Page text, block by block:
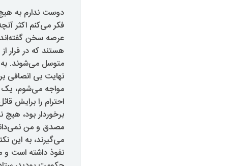
دوست ندارم به
فکر می‌کنم اکثر
عرصه سخن گفته‌اند
هستند که در
متوسل می‌شوند. به
نهایت بی انصافی
مواجه می‌شوم، یک
احترام را برایش
برخوردار بود،
مصدق و من
می‌گیرند، به این
نفوذ داشته است و